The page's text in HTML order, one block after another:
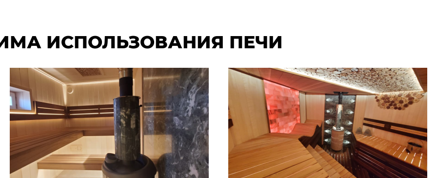
ИСПОЛЬЗОВАНИЯ ПЕЧИ